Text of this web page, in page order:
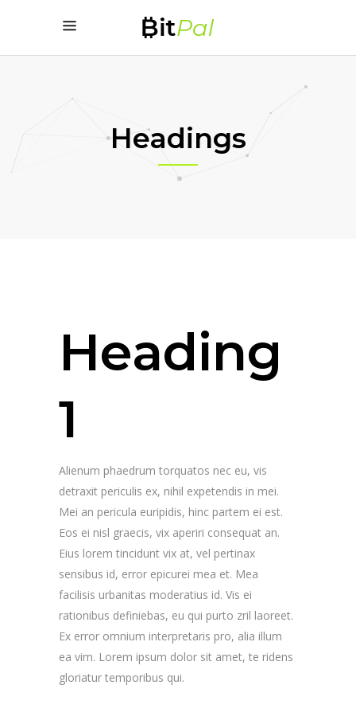
Headings
Heading
1
Alienum phaedrum torquatos nec eu, vis
detraxit periculis ex, nihil expetendis in mei.
Mei an pericula euripidis, hinc partem ei est.
Eos ei nisl graecis, vix aperiri consequat an.
Eius lorem tincidunt vix at, vel pertinax
sensibus id, error epicurei mea et. Mea
facilisis urbanitas moderatius id. Vis ei
rationibus definiebas, eu qui purto zril laoreet.
Ex error omnium interpretaris pro, alia illum
ea vim. Lorem ipsum dolor sit amet, te ridens
gloriatur temporibus qui.